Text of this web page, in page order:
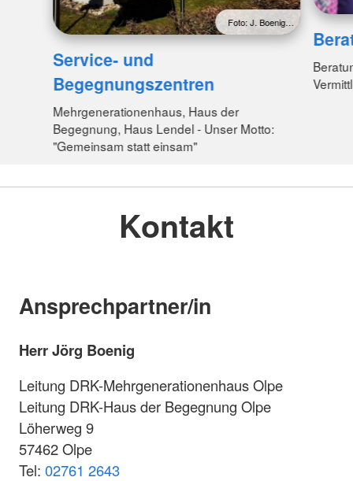
Foto: J. Boenig…
Service- und
Begegnungszentren
Mehrgenerationenhaus, Haus der
Begegnung, Haus Lendel - Unser Motto:
"Gemeinsam statt einsam"
Kontakt
Ansprechpartner/in
Herr Jörg Boenig
Leitung DRK-Mehrgenerationenhaus Olpe
Leitung DRK-Haus der Begegnung Olpe
Löherweg 9
57462 Olpe
Tel: 02761 2643